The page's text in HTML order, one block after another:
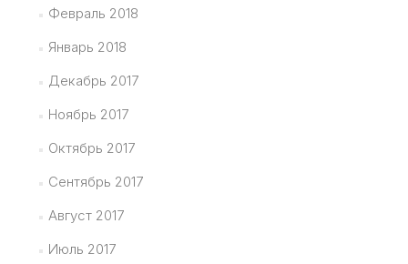
Февраль 2018
Январь 2018
Декабрь 2017
Ноябрь 2017
Октябрь 2017
Сентябрь 2017
Август 2017
Июль 2017